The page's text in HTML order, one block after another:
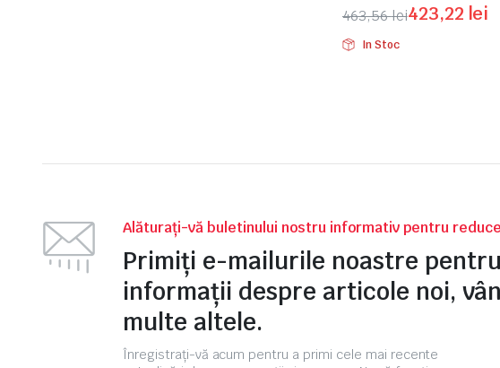
463,56lei
Prețul
inițial
423,22 lei
Prețul
curent
In Stoc
Alăturați-vă buletinului nostru informativ pentru
Primiți e-mailurile noastre pentru
informații despre articole noi,
multe altele.
Înregistrați-vă acum pentru a primi cele mai recente